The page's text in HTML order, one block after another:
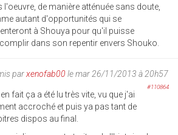
l'oeuvre, de manière atténuée sans doute,
autant d'opportunités qui se
à Shouya pour qu'il puisse
dans son repentir envers Shouko.
parxenofab00 le mar 26/11/2013 à 20h57
#110864
fait ça a été lu très vite, vu que j'ai
accroché et puis ya pas tant de
dispos au final.